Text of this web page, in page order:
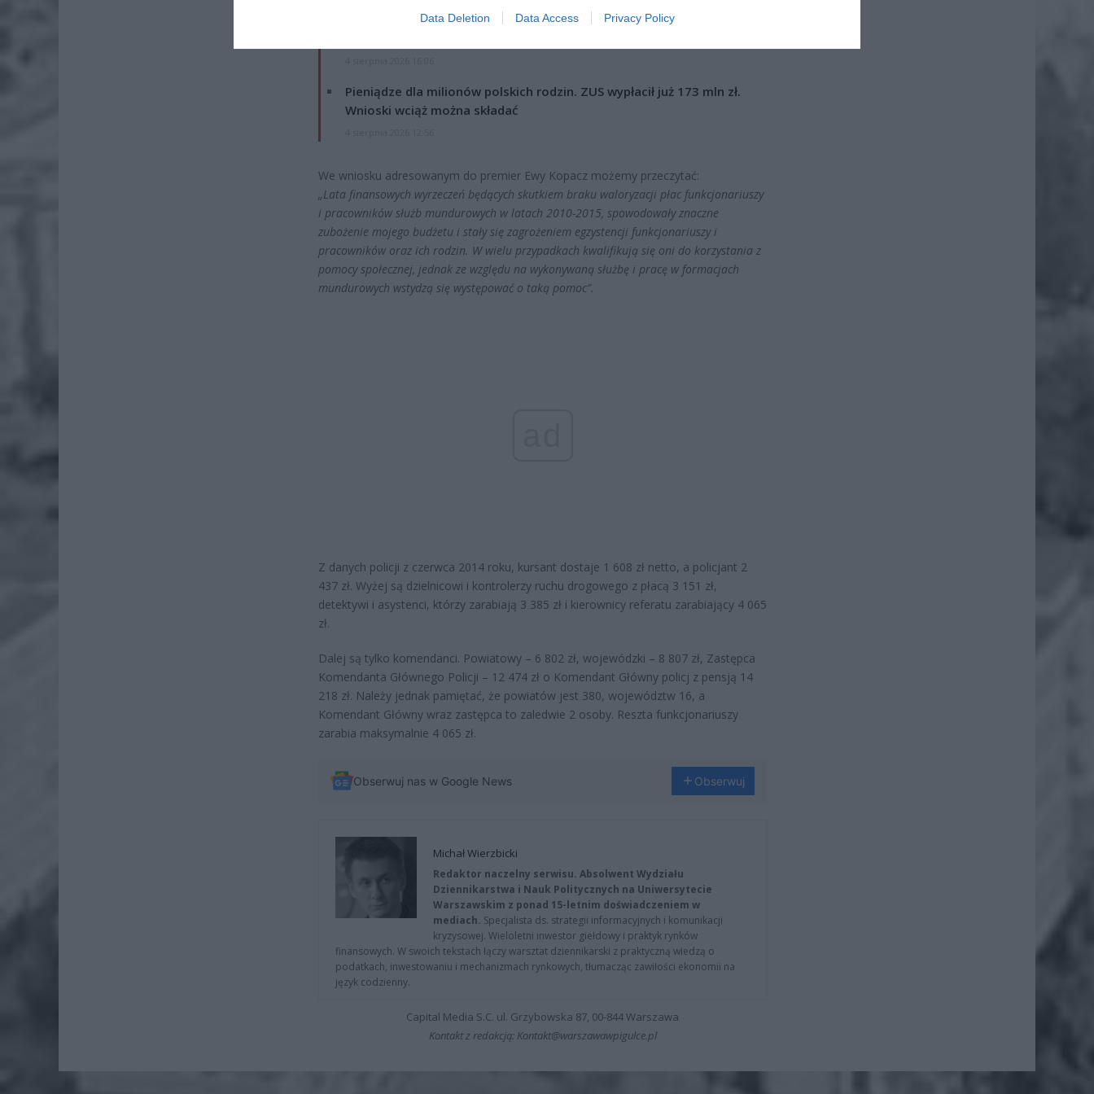
Data Deletion Data Access Privacy Policy
Lidl przecenił hit do kuchni. Air fryer tańszy aż o 150 zł, a to dopiero
Pieniądze dla milionów polskich rodzin. ZUS wypłacił już 173 mln zł.
Wnioski wciąż można składać
We wniosku adresowanym do premier Ewy Kopacz możemy przeczytać:
„Lata finansowych wyrzeczeń będących skutkiem braku waloryzacji płac funkcjonariuszy
i pracowników służb mundurowych w latach 2010-2015, spowodowały znaczne
zubożenie mojego budżetu i stały się zagrożeniem egzystencji funkcjonariuszy i
pracowników oraz ich rodzin. W wielu przypadkach kwalifikują się oni do korzystania z
pomocy społecznej, jednak ze względu na wykonywaną służbę i pracę w formacjach
mundurowych wstydzą się występować o taką pomoc”.
Z danych policji z czerwca 2014 roku, kursant dostaje 1 608 zł netto, a policjant 2
437 zł. Wyżej są dzielnicowi i kontrolerzy ruchu drogowego z płacą 3 151 zł,
detektywi i asystenci, którzy zarabiają 3 385 zł i kierownicy referatu zarabiający 4 065
zł.
Dalej są tylko komendanci. Powiatowy – 6 802 zł, wojewódzki – 8 807 zł, Zastępca
Komendanta Głównego Policji – 12 474 zł o Komendant Główny policj z pensją 14
218 zł. Należy jednak pamiętać, że powiatów jest 380, województw 16, a
Komendant Główny wraz zastępca to zaledwie 2 osoby. Reszta funkcjonariuszy
zarabia maksymalnie 4 065 zł.
Obserwuj nas w Google News Obserwuj
Michał Wierzbicki
Redaktor naczelny serwisu. Absolwent Wydziału
Dziennikarstwa i Nauk Politycznych na Uniwersytecie
Warszawskim z ponad 15-letnim doświadczeniem w
mediach. Specjalista ds. strategii informacyjnych i komunikacji
kryzysowej. Wieloletni inwestor giełdowy i praktyk rynków
finansowych. W swoich tekstach łączy warsztat dziennikarski z praktyczną wiedzą o
podatkach, inwestowaniu i mechanizmach rynkowych, tłumacząc zawiłości ekonomii na
język codzienny.
Capital Media S.C. ul. Grzybowska 87, 00-844 Warszawa
Kontakt z redakcją: Kontakt@warszawawpigulce.pl